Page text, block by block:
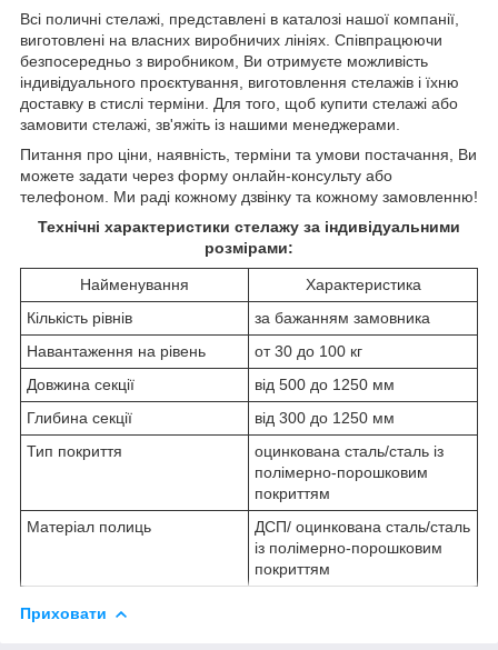
Всі поличні стелажі, представлені в каталозі нашої компанії,
виготовлені на власних виробничих лініях. Співпрацюючи
безпосередньо з виробником, Ви отримуєте можливість
індивідуального проєктування, виготовлення стелажів і їхню
доставку в стислі терміни. Для того, щоб купити стелажі або
замовити стелажі, зв'яжіть із нашими менеджерами.
Питання про ціни, наявність, терміни та умови постачання, Ви
можете задати через форму онлайн-консульту або
телефоном. Ми раді кожному дзвінку та кожному замовленню!
Технічні характеристики стелажу за індивідуальними
розмірами:
Найменування
Характеристика
Кількість рівнів
за бажанням замовника
Навантаження на рівень
от 30 до 100 кг
Довжина секції
від 500 до 1250 мм
Глибина секції
від 300 до 1250 мм
Тип покриття
оцинкована сталь/сталь із
полімерно-порошковим
покриттям
Матеріал полиць
ДСП/ оцинкована сталь/сталь
із полімерно-порошковим
покриттям
Приховати